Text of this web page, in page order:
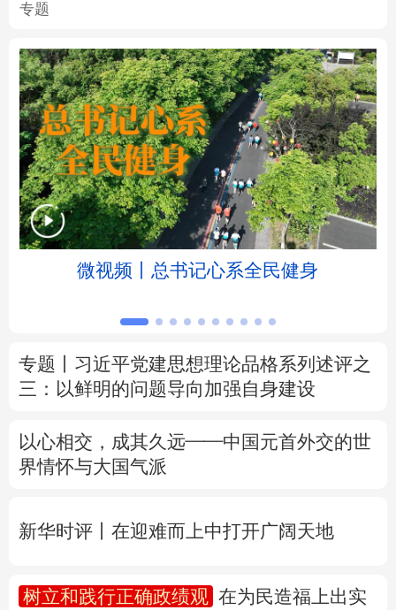
公益
文化产业
地方频道
北京 天津 河北 山西
辽宁 吉林 上海 江苏
安徽 福建
河南 湖北
广东 广西 海南 重庆
陕西 甘肃
专题
微视频丨总书记心系全民健身
专题丨 习近平党建思想理论品格系列述评之
三：以鲜明的问题导向加强自身建设
以心相交，成其久远——中国元首外交的世
界情怀与大国气派
新华时评丨在迎难而上中打开广阔天地
树立和践行正确政绩观
在为民造福上出实